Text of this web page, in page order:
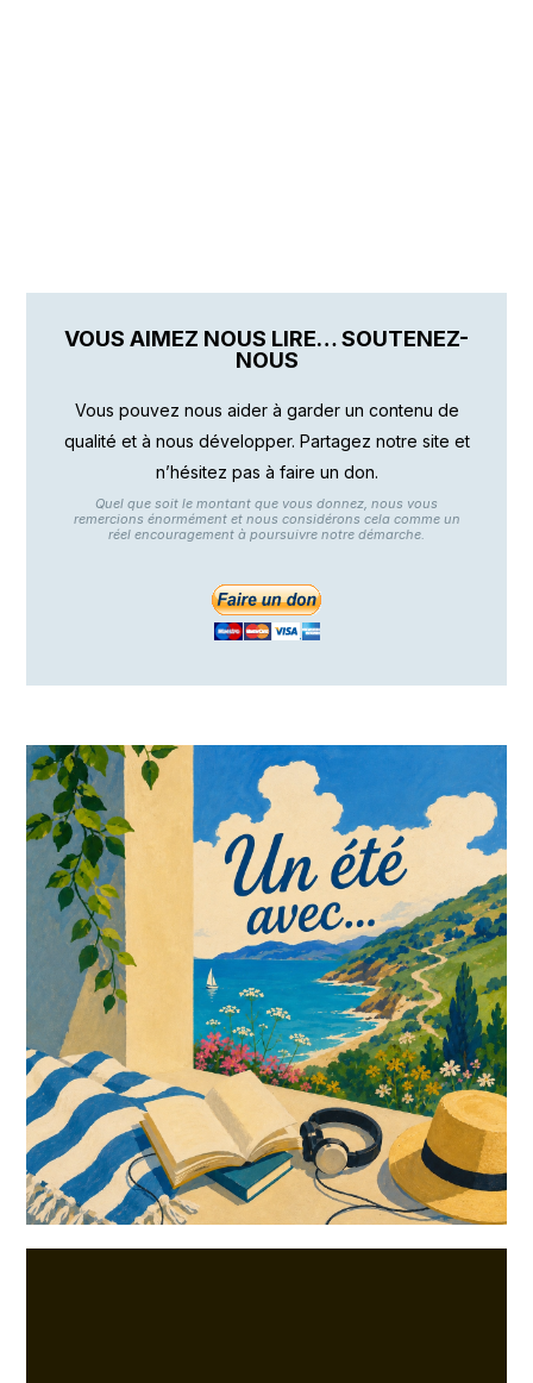
VOUS AIMEZ NOUS LIRE… SOUTENEZ-
NOUS
Vous pouvez nous aider à garder un contenu de
qualité et à nous développer. Partagez notre site et
n’hésitez pas à faire un don.
Quel que soit le montant que vous donnez, nous vous
remercions énormément et nous considérons cela comme un
réel encouragement à poursuivre notre démarche.